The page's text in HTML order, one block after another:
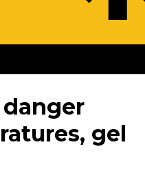
gel